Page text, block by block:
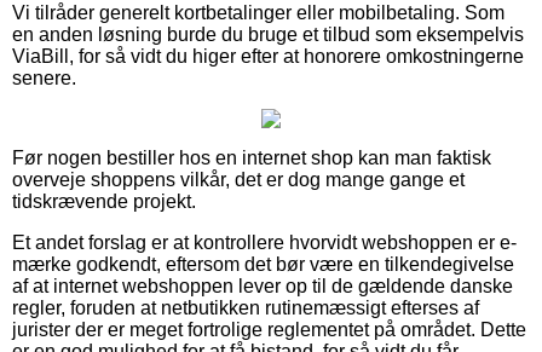
Vi tilråder generelt kortbetalinger eller mobilbetaling. Som
en anden løsning burde du bruge et tilbud som eksempelvis
ViaBill, for så vidt du higer efter at honorere omkostningerne
senere.
Før nogen bestiller hos en internet shop kan man faktisk
overveje shoppens vilkår, det er dog mange gange et
tidskrævende projekt.
Et andet forslag er at kontrollere hvorvidt webshoppen er e-
mærke godkendt, eftersom det bør være en tilkendegivelse
af at internet webshoppen lever op til de gældende danske
regler, foruden at netbutikken rutinemæssigt efterses af
jurister der er meget fortrolige reglementet på området. Dette